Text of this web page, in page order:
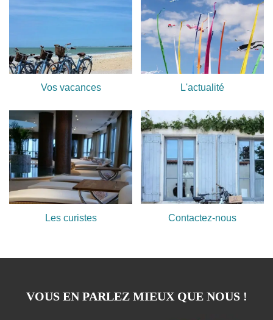
Vos vacances L'actualité
Les curistes Contactez-nous
VOUS EN PARLEZ MIEUX QUE NOUS !